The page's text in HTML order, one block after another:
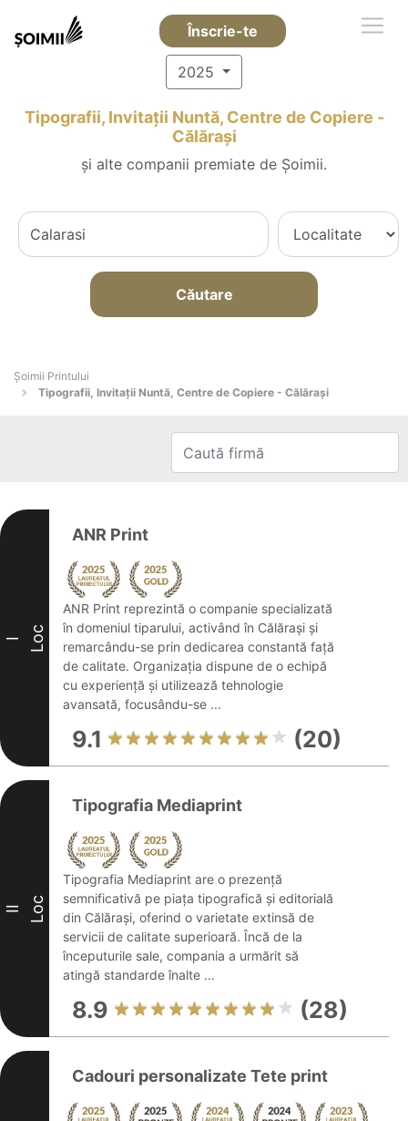
Înscrie-te
2025
Tipografii, Invitații Nuntă, Centre de Copiere -
Călăraşi
și alte companii premiate de Șoimii.
Căutare
Şoimii Printului
Tipografii, Invitații Nuntă, Centre de Copiere - Călăraşi
I Loc
ANR Print
ANR Print reprezintă o companie specializată
în domeniul tiparului, activând în Călărași și
remarcându-se prin dedicarea constantă față
de calitate. Organizația dispune de o echipă
cu experiență și utilizează tehnologie
avansată, focusându-se ...
9.1 (20)
II Loc
Tipografia Mediaprint
Tipografia Mediaprint are o prezență
semnificativă pe piața tipografică și editorială
din Călărași, oferind o varietate extinsă de
servicii de calitate superioară. Încă de la
începuturile sale, compania a urmărit să
atingă standarde înalte ...
8.9 (28)
Cadouri personalizate Tete print